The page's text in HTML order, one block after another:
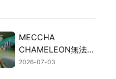
MECCHA
CHAMELEON無法連
線的檢測與修復指
2026-07-03